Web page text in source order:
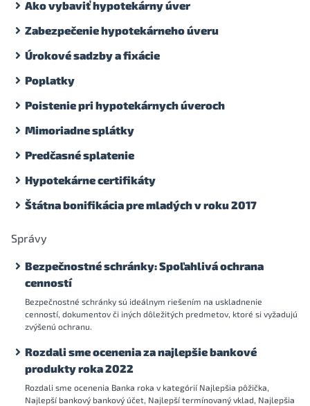
Ako vybaviť hypotekárny úver
Zabezpečenie hypotekárneho úveru
Úrokové sadzby a fixácie
Poplatky
Poistenie pri hypotekárnych úveroch
Mimoriadne splátky
Predčasné splatenie
Hypotekárne certifikáty
Štátna bonifikácia pre mladých v roku 2017
Správy
Bezpečnostné schránky: Spoľahlivá ochrana
cenností
Bezpečnostné schránky sú ideálnym riešením na uskladnenie
cenností, dokumentov či iných dôležitých predmetov, ktoré si vyžadujú
zvýšenú ochranu.
Rozdali sme ocenenia za najlepšie bankové
produkty roka 2022
Rozdali sme ocenenia Banka roka v kategórií Najlepšia pôžička,
Najlepší bankový bankový účet, Najlepší termínovaný vklad, Najlepšia